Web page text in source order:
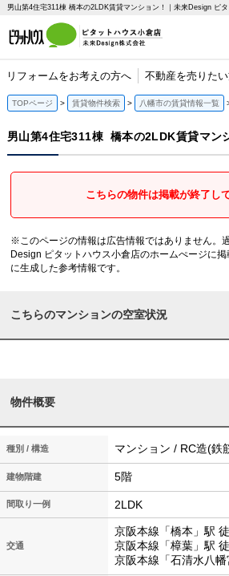
リフォームをお考えの方へ 不動産を売りた
男山第4住宅311棟 橋本の2LDK賃貸マンション！｜未来Design ピ
TOPページ 賃貸物件検索 八幡市の賃貸情報一覧
男山第4住宅311棟 橋本の2LDK賃貸マン
こちらの物件は掲載が終了し
※このページの情報は広告情報ではありません。
Design ピタットハウス小倉店のホームぺージに
に生成した参考情報です。
こちらのマンションの空室状況
物件概要
種別 / 構造 マンション / RC造(鉄
建物階建 5階
間取り一例 2LDK
交通
京阪本線「橋本」駅
京阪本線「樟葉」駅
京阪本線「石清水八